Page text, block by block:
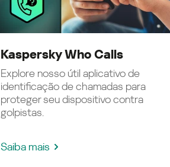
Kaspersky Who Calls
Explore nosso útil aplicativo de
identificação de chamadas para
proteger seu dispositivo contra
golpistas.
Saiba mais